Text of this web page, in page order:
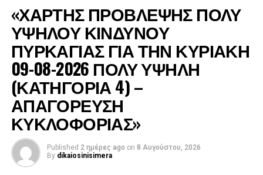
«ΧΑΡΤΗΣ ΠΡΟΒΛΕΨΗΣ ΠΟΛΥ
ΥΨΗΛΟΥ ΚΙΝΔΥΝΟΥ
ΠΥΡΚΑΓΙΑΣ ΓΙΑ ΤΗΝ ΚΥΡΙΑΚΗ
09-08-2026 ΠΟΛΥ ΥΨΗΛΗ
(ΚΑΤΗΓΟΡΙΑ 4) –
ΑΠΑΓΟΡΕΥΣΗ
ΚΥΚΛΟΦΟΡΙΑΣ»
Published 2 ημέρες ago on 8 Αυγούστου, 2026
By dikaiosinisimera